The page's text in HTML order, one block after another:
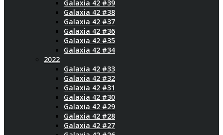
Galaxia 42 #39
Galaxia 42 #38
Galaxia 42 #37
Galaxia 42 #36
Galaxia 42 #35
Galaxia 42 #34
2022
Galaxia 42 #33
Galaxia 42 #32
Galaxia 42 #31
Galaxia 42 #30
Galaxia 42 #29
Galaxia 42 #28
Galaxia 42 #27